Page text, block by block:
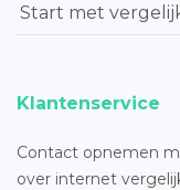
Start met
Klantenservice
Contact opnemen
over internet